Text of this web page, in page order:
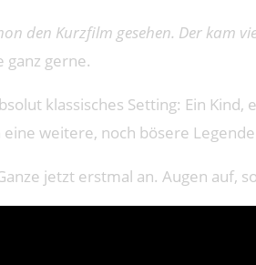
den Kurzfilm gesehen. Der kam
ganz gerne.
klassisches Setting: Ein
weitere, noch bösere
jetzt erstmal an. Augen auf,